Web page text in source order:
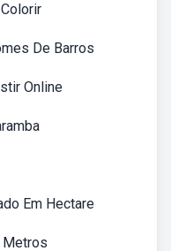
De Barros
Online
Em Hectare
Metros